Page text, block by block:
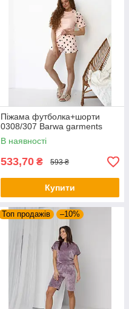
Піжама футболка+шорти
0308/307 Barwa garments
В наявності
533,70 ₴ 593 ₴
Купити
Топ продажів –10%